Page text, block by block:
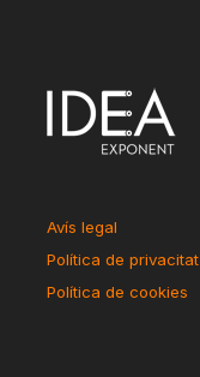
Avís legal
Política de privacitat
Política de cookies